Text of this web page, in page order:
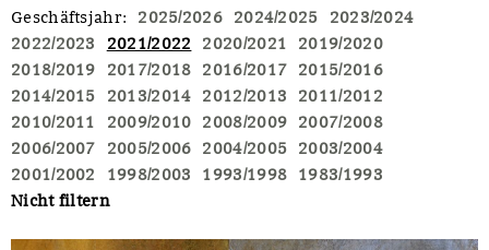
Geschäftsjahr: 2025/2026 2024/2025
2023/2024
2022/2023
2021/2022 2020/2021
2019/2020
2018/2019
2017/2018 2016/2017
2015/2016
2014/2015
2013/2014 2012/2013
2011/2012
2010/2011
2009/2010 2008/2009
2007/2008
2006/2007
2005/2006 2004/2005
2003/2004
2001/2002
1998/2003 1993/1998
1983/1993
Nicht filtern